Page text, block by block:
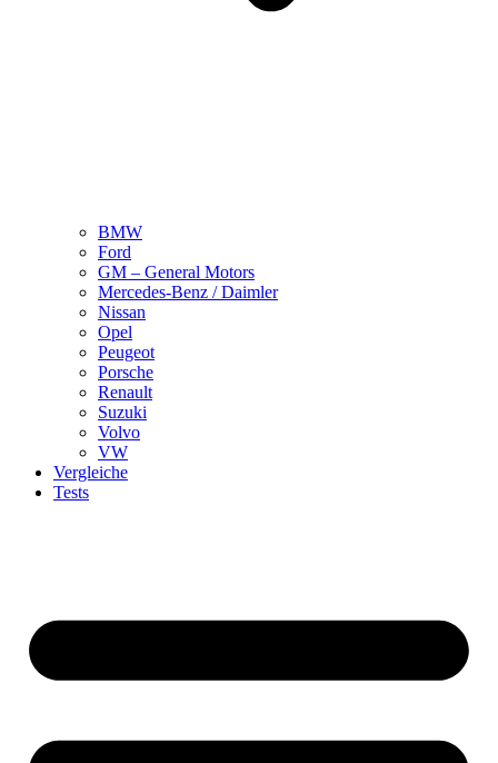
BMW
Ford
GM – General Motors
Mercedes-Benz / Daimler
Nissan
Opel
Peugeot
Porsche
Renault
Suzuki
Volvo
VW
Vergleiche
Tests